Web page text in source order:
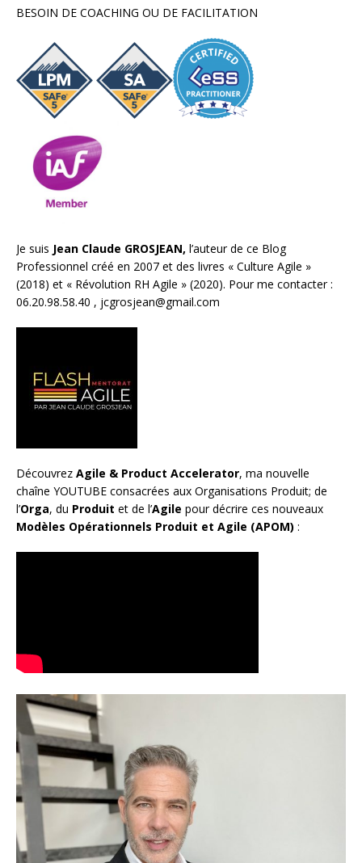
BESOIN DE COACHING OU DE FACILITATION
Je suis Jean Claude GROSJEAN, l’auteur de ce Blog
Professionnel créé en 2007 et des livres « Culture Agile »
(2018) et « Révolution RH Agile » (2020). Pour me contacter :
06.20.98.58.40 , jcgrosjean@gmail.com
Découvrez Agile & Product Accelerator, ma nouvelle
chaîne YOUTUBE consacrées aux Organisations Produit; de
l’Orga, du Produit et de l’Agile pour décrire ces nouveaux
Modèles Opérationnels Produit et Agile (APOM) :